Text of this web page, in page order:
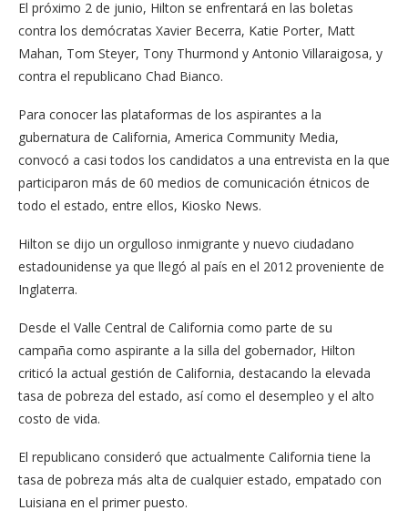
El próximo 2 de junio, Hilton se enfrenta​rá en las boletas
contra los demócratas Xavier Becerra, Katie Porter, Matt
Mahan, Tom Steyer, Tony Thurmond y Antonio Villaraigosa, y
contra el republicano Chad Bianco.
Para conocer las plataformas de los aspirantes a la
gubernatura de California, America Community Media,
convocó a casi todos los candidatos a una entrevista en la que
participaron más de 60 medios de comunicación étnicos de
todo el estado, entre ellos, Kiosko News.
Hilton se dijo un orgulloso inmigrante y nuevo ciudadano
estadounidense ya que llegó al país en el 2012 proveniente de
Inglaterra.
Desde el Valle Central de California como parte de su
campaña como aspirante a la silla del gobernador, Hilton
criticó la actual gestión de California, destacando la elevada
tasa de pobreza del estado, así como el desempleo y el alto
costo de vida.
El republicano consideró que actualmente California tiene la
tasa de pobreza más alta de cualquier estado, empatado con
Luisiana en el primer puesto.